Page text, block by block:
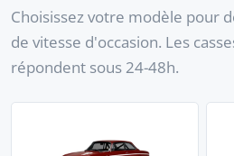
Choisissez votre modèle pour
de vitesse d'occasion. Les
répondent sous 24-48h.